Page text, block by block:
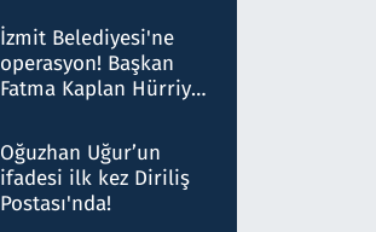
Milyar liralık para
trafiği tespit edildi
İzmit Belediyesi'ne
operasyon! Başkan
Fatma Kaplan Hürriyet
Oğuzhan Uğur’un
ifadesi ilk kez Diriliş
Postası'nda!